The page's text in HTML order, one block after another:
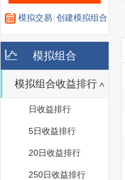
模拟交易 创建模拟组合
模拟组合
模拟组合收益排行
日收益排行
5日收益排行
20日收益排行
250日收益排行